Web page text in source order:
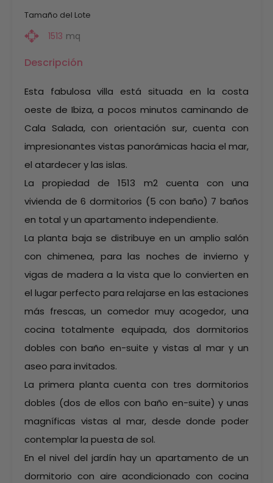
Tamaño del Lote
1513 mq
Descripción
Esta fabulosa villa está situada en la costa
oeste de Ibiza, a pocos minutos caminando de
Cala Salada, con orientación sur, cuenta con
impresionantes vistas panorámicas hacia el mar,
el atardecer y las islas.
La propiedad de 1513 m2 cuenta con una
vivienda de 6 dormitorios (5 con baño) 7 baños
en total y un apartamento independiente.
La planta baja se distribuye en un amplio salón
con chimenea, para las noches de invierno y
vigas de madera a la vista que lo convierten en
el lugar perfecto para relajarse en las estaciones
más frescas, un comedor muy acogedor, una
cocina totalmente equipada, dos dormitorios
dobles con baño en-suite y vistas al mar y un
aseo para invitados.
La primera planta cuenta con tres dormitorios
dobles (dos de ellos con baño en-suite) y unas
magníficas vistas al mar, desde donde poder
contemplar la puesta de sol.
En el nivel del jardín hay un apartamento de un
dormitorio con aire acondicionado con cocina